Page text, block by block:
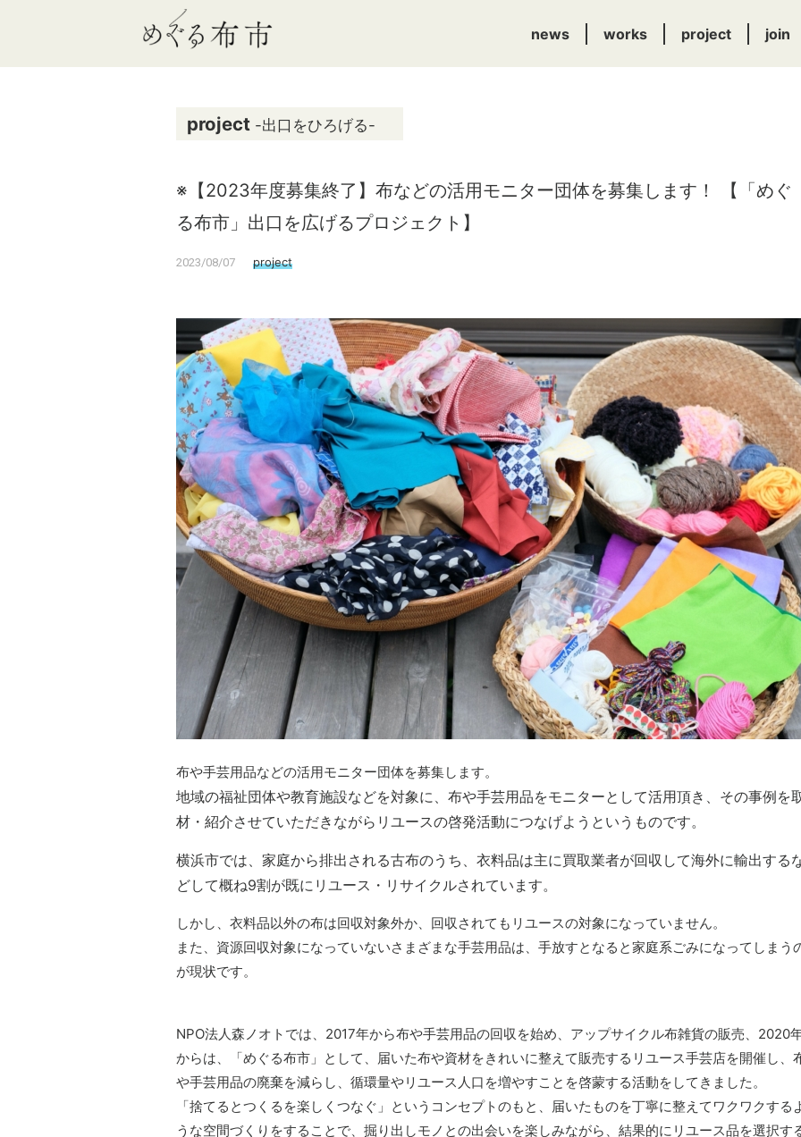
news works project join
project -出口をひろげる-
※【2023年度募集終了】布などの活用モニター団体を募集します！ 【「めぐ
る布市」出口を広げるプロジェクト】
2023/08/07 project
布や手芸用品などの活用モニター団体を募集します。
地域の福祉団体や教育施設などを対象に、布や手芸用品をモニターとして活用頂き、その事例を
材・紹介させていただきながらリユースの啓発活動につなげようというものです。
横浜市では、家庭から排出される古布のうち、衣料品は主に買取業者が回収して海外に輸出する
どして概ね9割が既にリユース・リサイクルされています。
しかし、衣料品以外の布は回収対象外か、回収されてもリユースの対象になっていません。
また、資源回収対象になっていないさまざまな手芸用品は、手放すとなると家庭系ごみになってしまう
が現状です。
NPO法人森ノオトでは、2017年から布や手芸用品の回収を始め、アップサイクル布雑貨の販売、2020
からは、「めぐる布市」として、届いた布や資材をきれいに整えて販売するリユース手芸店を開催し、
や手芸用品の廃棄を減らし、循環量やリユース人口を増やすことを啓蒙する活動をしてきました。
「捨てるとつくるを楽しくつなぐ」というコンセプトのもと、届いたものを丁寧に整えてワクワクする
うな空間づくりをすることで、掘り出しモノとの出会いを楽しみながら、結果的にリユース品を選択す